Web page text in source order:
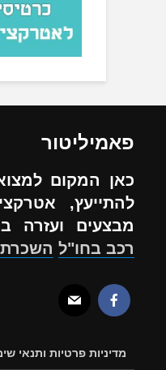
פאמיליטור
כאן המקום
להתייעץ,
מבצעים ועזרה
רכב בחו"ל
מדיניות פרטיות ותנאי